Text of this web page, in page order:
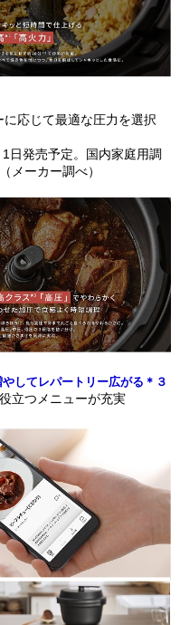
応じて最適な圧力を選択
日発売予定。国内家庭用調
メーカー調べ）
してレパートリー広がる＊３
立つメニューが充実